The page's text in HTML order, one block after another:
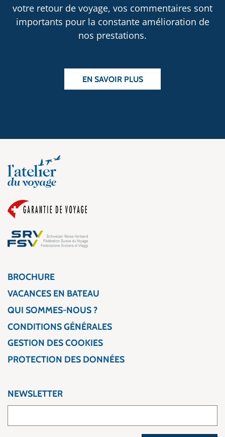
votre retour de voyage, vos commentaires sont
importants pour la constante amélioration de
nos prestations.
EN SAVOIR PLUS
BROCHURE
VACANCES EN BATEAU
QUI SOMMES-NOUS ?
CONDITIONS GÉNÉRALES
GESTION DES COOKIES
PROTECTION DES DONNÉES
NEWSLETTER